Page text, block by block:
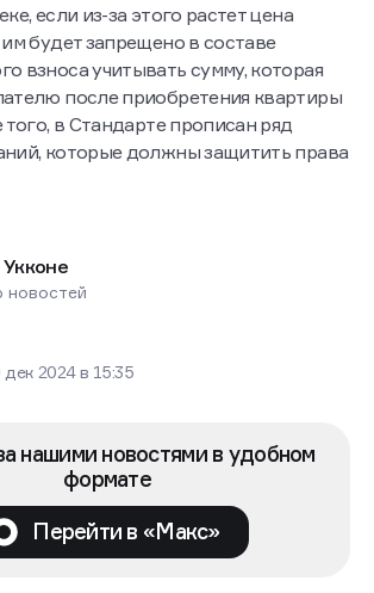
если из-за этого растет цена
будет запрещено в составе
взноса учитывать сумму, которая
после приобретения квартиры
в Стандарте прописан ряд
которые должны защитить права
новостей
дек 2024в 15:35
нашими новостями в удобном
формате
Перейти в «Макс»